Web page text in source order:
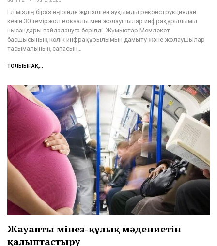
Еліміздің біраз өңірінде жүргізілген ауқымды реконструкциядан
кейін 30 теміржол вокзалы мен жолаушылар инфрақұрылымы
нысандары пайдалануға берілді. Жұмыстар Мемлекет
басшысының көлік инфрақұрылымын дамыту және жолаушылар
тасымалының сапасын…
ТОЛЫҒЫРАҚ...
Жауапты мінез-құлық мәдениетін
қалыптастыру